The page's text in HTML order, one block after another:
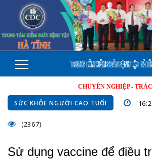
CHUYÊN NGHIỆP - TRÁCH
SỨC KHỎE NGƯỜI CAO TUỔI
(2367)
Sử dụng vaccine để điều